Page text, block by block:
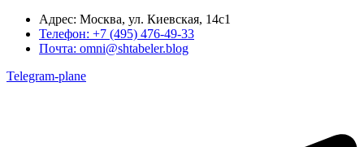
Адрес: Москва, ул. Киевская, 14с1
Телефон: +7 (495) 476-49-33
Почта: omni@shtabeler.blog
Telegram-plane